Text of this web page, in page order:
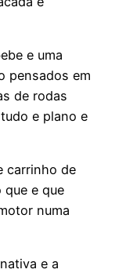
e uma
pensados em
de rodas
e plano e
carrinho de
e que
numa
e a